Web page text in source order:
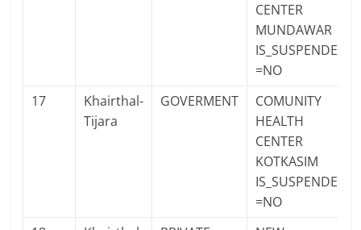
CENTER
MUNDAWAR
IS_SUSPENDED
=NO
17
Khairthal-
Tijara
GOVERMENT
COMUNITY
HEALTH
CENTER
KOTKASIM
IS_SUSPENDED
=NO